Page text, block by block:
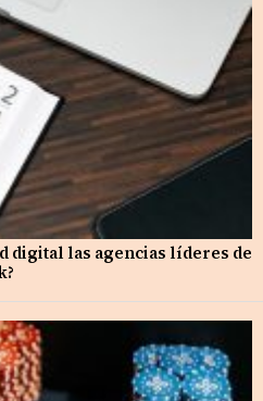
digital las agencias líderes de